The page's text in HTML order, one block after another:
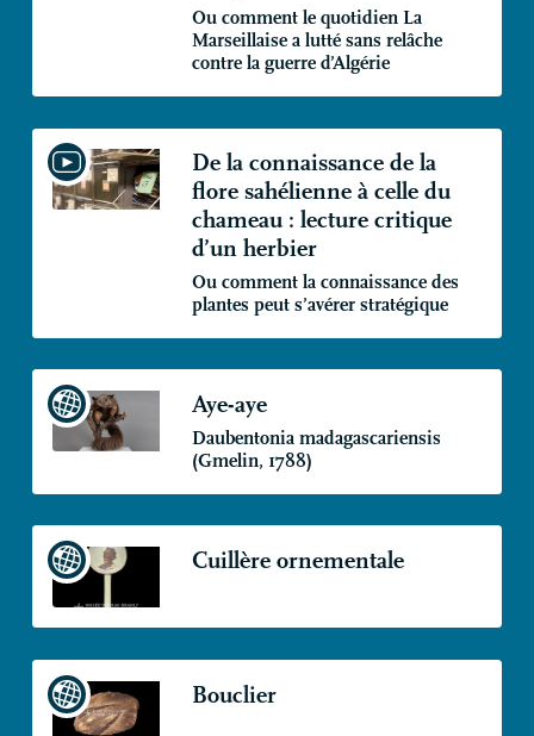
Ou comment le quotidien La
Marseillaise a lutté sans relâche
contre la guerre d’Algérie
De la connaissance de la
flore sahélienne à celle du
chameau : lecture critique
d’un herbier
Ou comment la connaissance des
plantes peut s’avérer stratégique
Aye-aye
Daubentonia madagascariensis
(Gmelin, 1788)
Cuillère ornementale
Bouclier